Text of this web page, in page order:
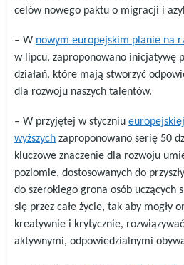
celów nowego paktu o migracji i
– W nowym europejskim planie na
w lipcu, zaproponowano inicjatywę
działań, które mają stworzyć
dla rozwoju naszych talentów.
– W przyjętej w styczniu
wyższych zaproponowano serię 50
kluczowe znaczenie dla rozwoju
poziomie, dostosowanych do
do szerokiego grona osób uczących
się przez całe życie, tak aby mogły
kreatywnie i krytycznie,
aktywnymi, odpowiedzialnymi